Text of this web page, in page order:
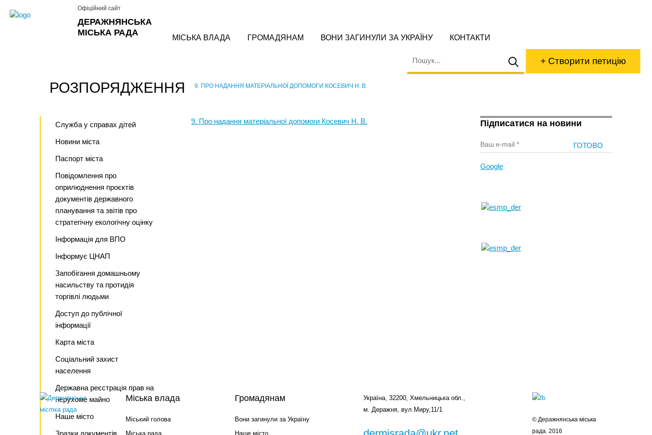
ДЕРАЖНЯНСЬКА
МІСЬКА РАДА
Офіційний сайт
МІСЬКА ВЛАДА ГРОМАДЯНАМ ВОНИ ЗАГИНУЛИ ЗА УКРАЇНУ КОНТАКТИ
+ Створити петицію
РОЗПОРЯДЖЕННЯ 9. ПРО НАДАННЯ МАТЕРІАЛЬНОЇ ДОПОМОГИ КОСЕВИЧ Н. В.
Служба у справах дітей
Новини міста
Паспорт міста
Повідомлення про
оприлюднення проєктів
документів державного
планування та звітів про
стратегічну екологічну оцінку
Інформація для ВПО
Інформує ЦНАП
Запобігання домашньому
насильству та протидія
торгівлі людьми
Доступ до публічної
інформації
Карта міста
Соціальний захист
населення
Державна реєстрація прав на
нерухоме майно
Наше місто
Зразки документів
Підписатися на новини
Google
9. Про надання матеріальної допомоги Косевич Н. В.
Міська влада
Міський голова
Міська рада
Громадянам
Вони загинули за Україну
Наше місто
Україна, 32200, Хмельницька обл.,
м. Деражня, вул.Миру,11/1
© Деражнянська міська
рада. 2016